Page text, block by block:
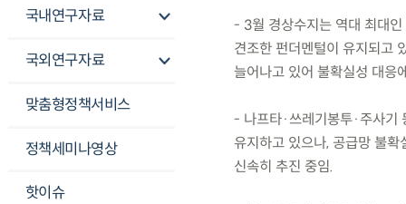
국내연구자료
국외연구자료
맞춤형정책서비스
정책세미나영상
핫이슈
- 3월 경상수지는 역대 최대
견조한 펀더멘털이 유지되고
늘어나고 있어 불확실성 대응
- 나프타·쓰레기봉투·주사기
유지하고 있으나, 공급망 불
신속히 추진 중임.